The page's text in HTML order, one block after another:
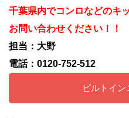
千葉県内でコンロなどのキ
お問い合わせください！！
担当：大野
電話：0120-752-512
ビルトイ